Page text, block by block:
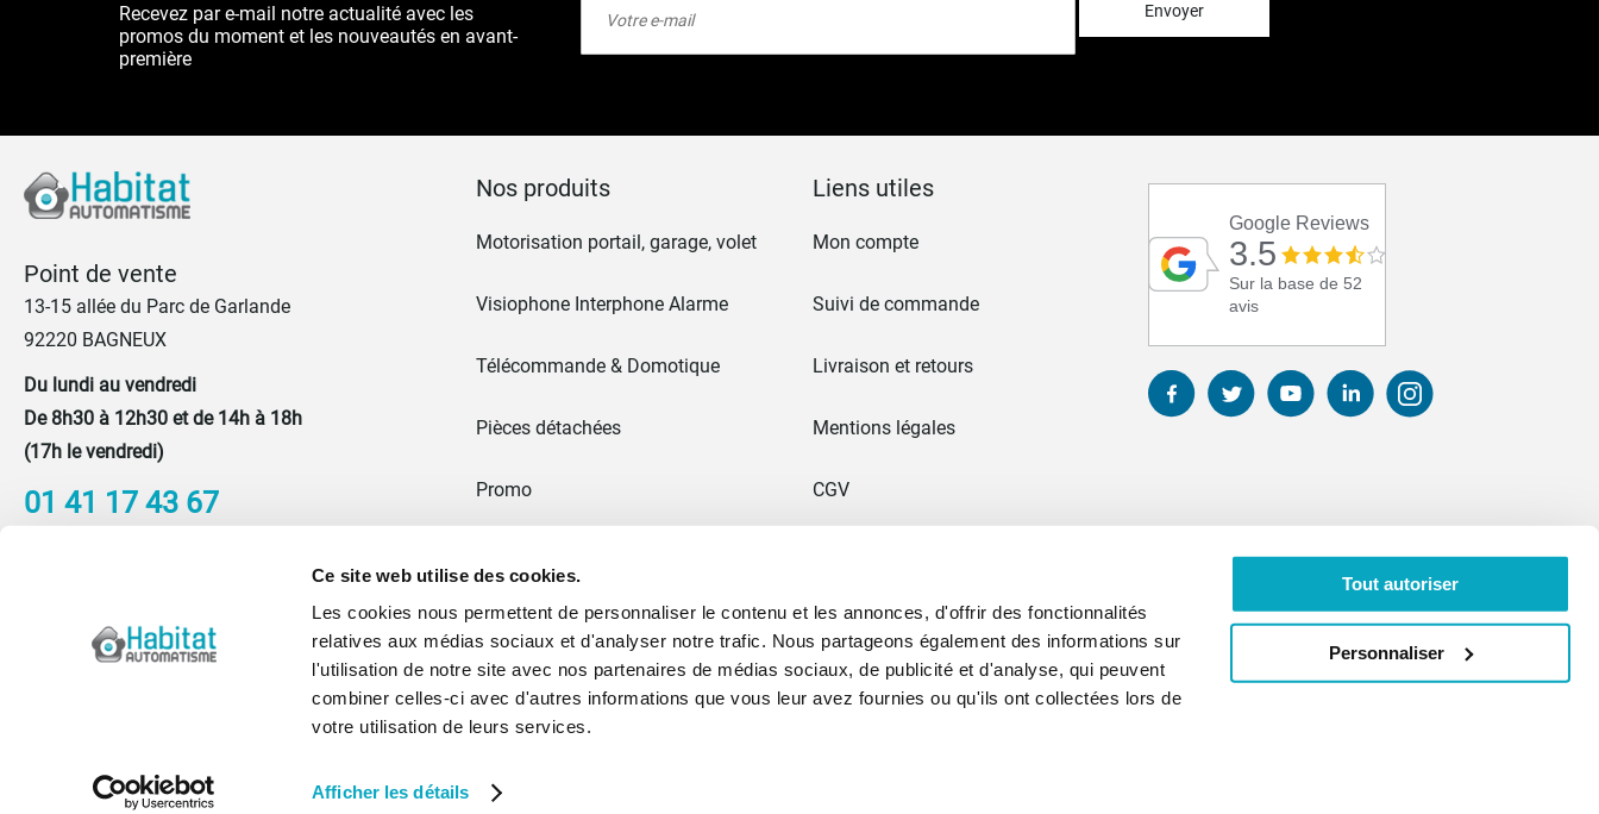
Ce site web utilise des cookies.
Les cookies nous permettent de personnaliser le contenu et les annonces, d'offrir des fonctionnalités
relatives aux médias sociaux et d'analyser notre trafic. Nous partageons également des informations sur
l'utilisation de notre site avec nos partenaires de médias sociaux, de publicité et d'analyse, qui peuvent
combiner celles-ci avec d'autres informations que vous leur avez fournies ou qu'ils ont collectées lors de
votre utilisation de leurs services.
Afficher les détails
Tout autoriser
Personnaliser
Recevez par e-mail notre actualité avec les
promos du moment et les nouveautés en avant-
première
notre
:
Envoyer
Point de vente
13-15 allée du Parc de Garlande
92220 BAGNEUX
Du lundi au vendredi
De 8h30 à 12h30 et de 14h à 18h
(17h le vendredi)
01 41 17 43 67
Nos produits
Motorisation portail, garage, volet
Visiophone Interphone Alarme
Télécommande & Domotique
Pièces détachées
Promo
Blog
Qui sommes nous ?
Liens utiles
Mon compte
Suivi de commande
Livraison et retours
Mentions légales
CGV
Ancien site
Plan du site
Google Reviews
3.5
Sur la base de 52
avis